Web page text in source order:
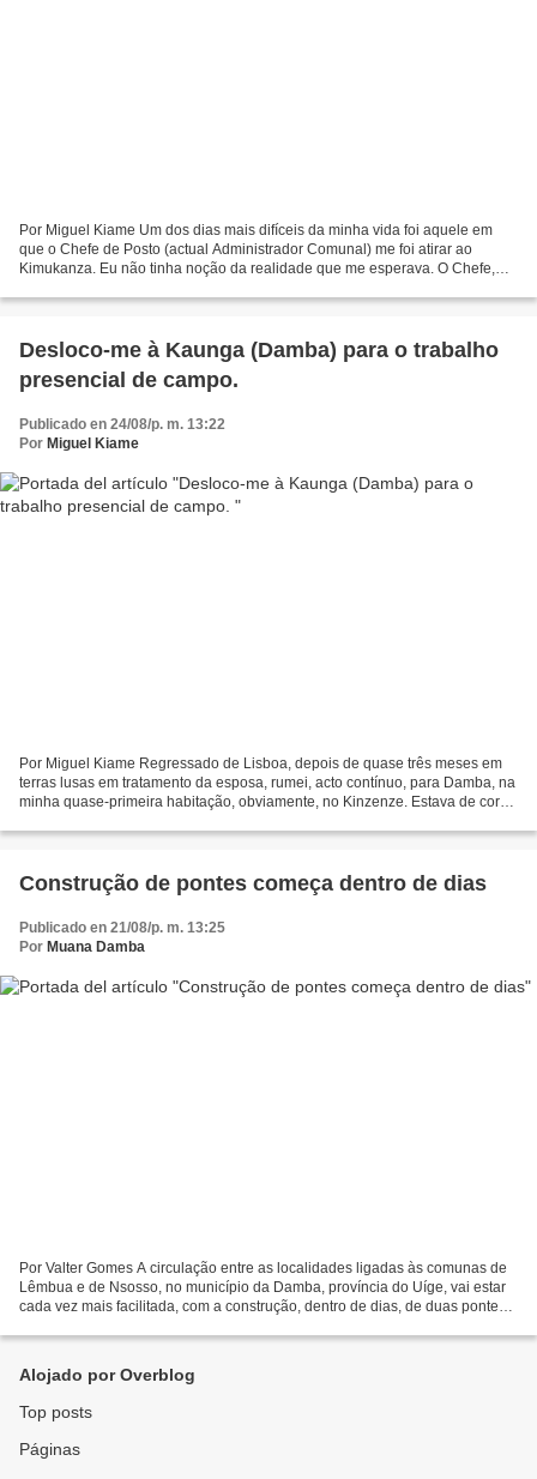
Por Miguel Kiame Um dos dias mais difíceis da minha vida foi aquele em
que o Chefe de Posto (actual Administrador Comunal) me foi atirar ao
Kimukanza. Eu não tinha noção da realidade que me esperava. O Chefe,
Desloco-me à Kaunga (Damba) para o trabalho
presencial de campo.
Publicado en 24/08/p. m. 13:22
Por Miguel Kiame
Por Miguel Kiame Regressado de Lisboa, depois de quase três meses em
terras lusas em tratamento da esposa, rumei, acto contínuo, para Damba, na
minha quase-primeira habitação, obviamente, no Kinzenze. Estava de corpo
Construção de pontes começa dentro de dias
Publicado en 21/08/p. m. 13:25
Por Muana Damba
Por Valter Gomes A circulação entre as localidades ligadas às comunas de
Lêmbua e de Nsosso, no município da Damba, província do Uíge, vai estar
cada vez mais facilitada, com a construção, dentro de dias, de duas pontes
Alojado por Overblog
Top posts
Páginas